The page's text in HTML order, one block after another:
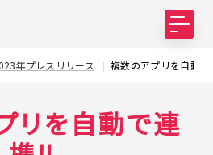
年プレスリリース 複数のアプリを自動
リを自動で連